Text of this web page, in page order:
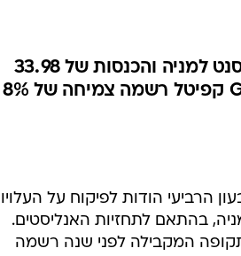
תאגיד הענק רשם רווח של 3.9 מיליארד דולר או 39 סנט למניה והכנסות של 33.98
מיליארד דולר, בהתאם לתחזיות; חטיבת הפיננסים GE קפיטל רשמה צמיחה של 8%
לרשום צמיחה של 9.7% ברווחי הרבעון הרביעי הודות לפיקוח על
רווח של 3.9 מיליארד דולר או 39 סנט למניה, בהתאם לתחזיות האנליסטים.
33.98 מיליארד דולר. בתקופה המקבילה לפני שנה רשמה